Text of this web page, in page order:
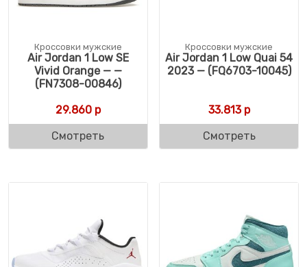
Кроссовки мужские
Air Jordan 1 Low SE
Vivid Orange — —
(FN7308-00846)
29.860р
Смотреть
Кроссовки мужские
Air Jordan 1 Low Quai 54
2023 — (FQ6703-10045)
33.813р
Смотреть